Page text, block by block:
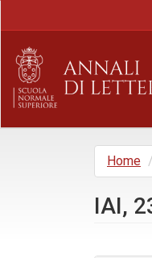
principale
Barra
laterale
Home
IAI,